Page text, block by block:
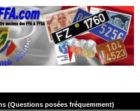
(Questions posées fréquemment)